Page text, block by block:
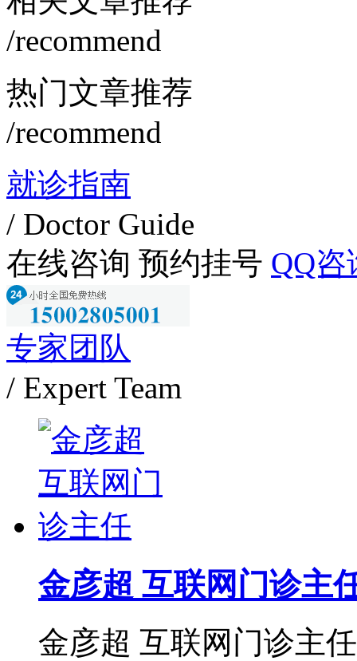
/recommend
热门文章推荐
/recommend
就诊指南
/ Doctor Guide
在线咨询 预约挂号 QQ咨
专家团队
/ Expert Team
金彦超 互联网门诊主
金彦超 互联网门诊主